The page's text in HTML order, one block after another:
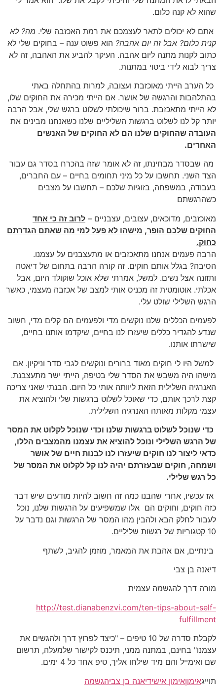
שהוא לא קנה כלום.
אתם לא יכולים לתאר לעצמכם את רמת האכזבה שלי. מה? לא
קנית כלום? אבל זה יום אהבה? הוא פשוט ענה – בחוקים שלי לא
כתוב לקנות מתנה ליום אהבה. העיקר להביע את האהבה, זה לא
צריך לבוא לידי ביטוי במתנות.
כל הערב הייתי מאוכזבת ועצובה, למרות בהתחלה באתי
בהתלהבות והרגשה של אושר. אם הייתי מכירה את החוקים שלו,
לא הייתי מתאכזבת. ברור שיכולתי לשלוט ברגש שלי, אבל הרבה
יותר קל לנו לשלוט ברגשות השליליים שלנו כשאנחנו מבינים את
העובדה שהחוקים שלנו הם לא החוקים של האנשים
האחרים.
מה שבסדר מבחינתו, זה לא אומר שזה בהכרח בסדר גם עבור
הצד השני. תחשבו על כל מיני תחומים בחיים – עם החברים,
בעבודה, במשפחה, בזוגיות שלכם – תחשבו על מצבים
כשהרגשתם
מאוכזבים, מדוכאים, עצובים, עצבניים – לרוב זה כי אחד
החוקים שלכם הופר, מישהו לא פעל למי מה שאתם הגדרתם
כחוק.
הרבה פעמים אנחנו מתאכזבים או מתעצבנים על עצמנו.
הסיבה? בגלל אותם חוקים. זה קורה הרבה בתחום של דיאטה
ותזונה אצל נשים. למשל, אמרתי שלא אוכל שוקולד היום, אבל
אכלתי. אוטומטית זה מכניס אותי למצב של אכזבה מעצמי, כאשר
הרגש השלילי שולט עלי.
לפעמים הכללים שלנו נוקשים מדי ולפעמים הם קלים מדי, חשוב
שנדע להגדיר כללים שיעזרו לנו בחיים, שיקדמו אותנו בחיים,
שישרתו אותנו.
למשל היו לי חוקים מאוד ברורים ונוקשים לגבי סדר וניקיון. אם
מישהו היה משבש את הסדר שלי בטיפה, הייתי ישר מתעצבנת.
האנרגיה השלילית הזאת ליוותה אותי כל היום. הבנתי שאני צריכה
קצת לרכך אותם, כדי שאוכל לשלוט ברגשות שלי ולהוציא את
עצמי מקלות מאותה האנרגיה השלילית.
כדי שנוכל לשלוט ברגשות שלנו וכדי שנוכל לקלוט את המסר
של הרגש השלילי ונוכל להוציא את עצמנו מהמצבים הללו,
כדאי ליצור לנו חוקים שיעזרו לנו לבנות חיים של אושר
ושמחה, חוקים שבעזרתם יהיה לנו קל לקלוט את המסר של
כל רגש שלילי.
אז עכשיו, אחרי שהבנו כמה זה חשוב להיות מודעים שיש דבר
כזה חוקים, וחוקים הם אלו שמשפיעים על הרגשות שלנו, נוכל
לעבור לחלק הבא ולהבין מהו המסר של הרגשות וגם נדבר על
10 קטגוריות של רגשות שליליים.
בינתיים, אם אהבת את המאמר, מוזמן להגיב, לשתף
דיאנה בן צבי
מורה דרך להגשמה עצמית
http://test.dianabenzvi.com/ten-tips-about-self-
fulfillment
לקבלת סדרה של 10 טיפים – "כיצד לפרוץ דרך ולהגשים את
עצמנו" בחינם, במתנה ממני, תיכנס לקישור שלמעלה, תרשום
שם ואימייל והם מיד שילחו אליך, טיפ אחד כל 4 ימים.
תוייגאימוןאימון אישידיאנה בן צביהגשמה